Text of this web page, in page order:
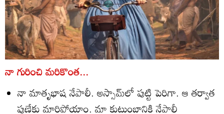
నా గురించి మరికొంత...
నా మాతృభాష నేపాలీ. అస్సామ్‌లో పుట్టి పెరిగా. ఆ తర్వాత
పుణేకు మారిపోయాం. మా కుటుంబానికి నేపాలీ